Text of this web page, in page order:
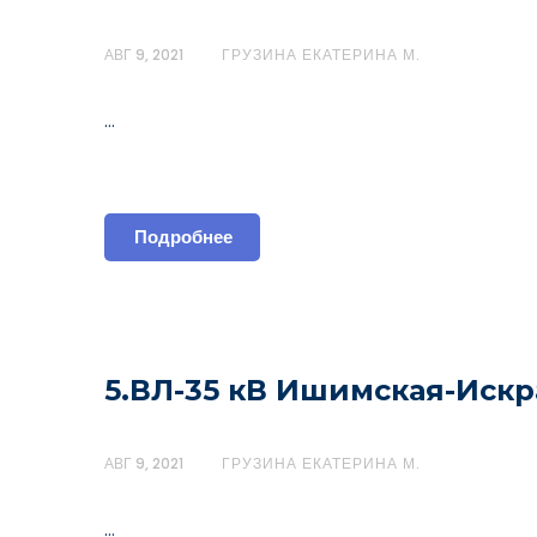
АВГ 9, 2021 ГРУЗИНА ЕКАТЕРИНА М.
…
Подробнее
5.ВЛ-35 кВ Ишимская-
АВГ 9, 2021 ГРУЗИНА ЕКАТЕРИНА М.
…